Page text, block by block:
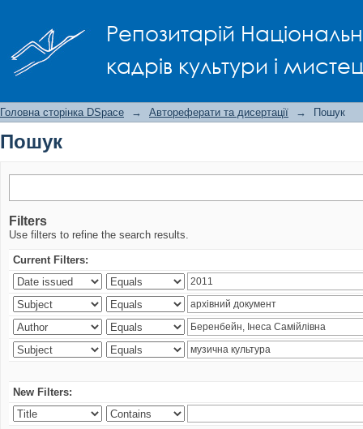
Репозитарій
кадрів культури і
Головна сторінка DSpace → Автореферати та дисертації → Пошук
Пошук
Filters
Use filters to refine the search results.
Current Filters:
New Filters: